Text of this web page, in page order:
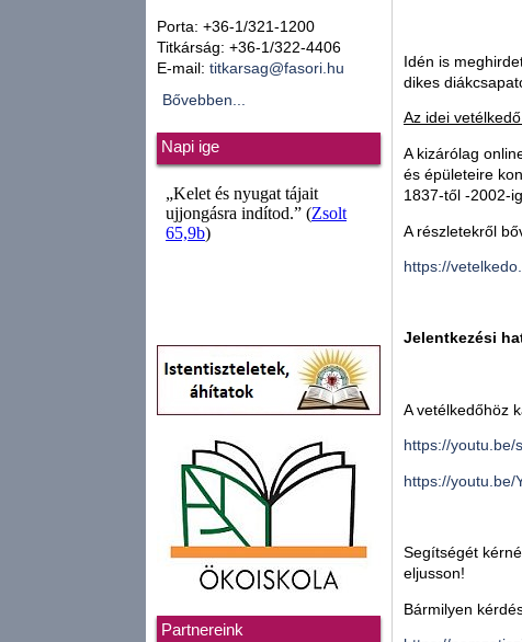
Porta: +36-1/321-1200
Titkárság: +36-1/322-4406
E-mail: titkarsag@fasori.hu
Bővebben...
Napi ige
Partnereink
Idén is
dikes
Az idei
A kizárólag
és épületeire
1837-től -2002-ig.
A részletekről
https://
Jelentkezési
A vetélkedőhöz
https://youtu.be/
https://youtu.be/
Segítségét
eljusson!
Bármilyen